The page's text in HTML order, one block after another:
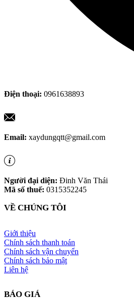
Điện thoại: 0961638893
Email: xaydungqtt@gmail.com
Người đại diện: Đinh Văn Thái
Mã số thuế: 0315352245
VỀ CHÚNG TÔI
Giới thiệu
Chính sách thanh toán
Chính sách vận chuyển
Chính sách bảo mật
Liên hệ
BÁO GIÁ